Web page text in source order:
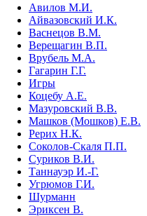
Авилов М.И.
Айвазовский И.К.
Васнецов В.М.
Верещагин В.П.
Врубель М.А.
Гагарин Г.Г.
Игры
Коцебу А.Е.
Мазуровский В.В.
Машков (Мошков) Е.В.
Рерих Н.К.
Соколов-Скаля П.П.
Суриков В.И.
Таннауэр И.-Г.
Угрюмов Г.И.
Шурманн
Эриксен В.